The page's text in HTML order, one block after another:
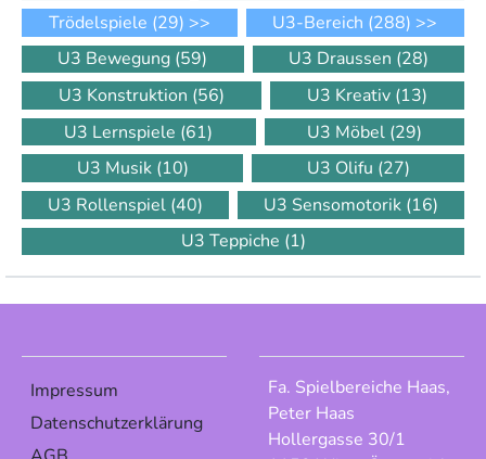
Trödelspiele (29) >> U3-Bereich (288) >>
U3 Bewegung (59) U3 Draussen (28)
U3 Konstruktion (56) U3 Kreativ (13)
U3 Lernspiele (61) U3 Möbel (29)
U3 Musik (10) U3 Olifu (27)
U3 Rollenspiel (40) U3 Sensomotorik (16)
U3 Teppiche (1)
Impressum
Datenschutzerklärung
Fa. Spielbereiche Haas,
Peter Haas
Hollergasse 30/1